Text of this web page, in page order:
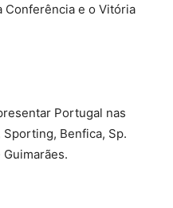
Conferência e o Vitória
Portugal nas
Sporting, Benfica, Sp.